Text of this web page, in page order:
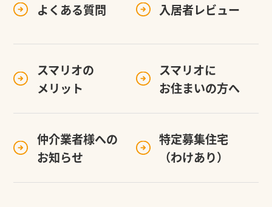
よくある質問 入居者レビュー
スマリオの
メリット
スマリオに
お住まいの方へ
仲介業者様への
お知らせ
特定募集住宅
（わけあり）